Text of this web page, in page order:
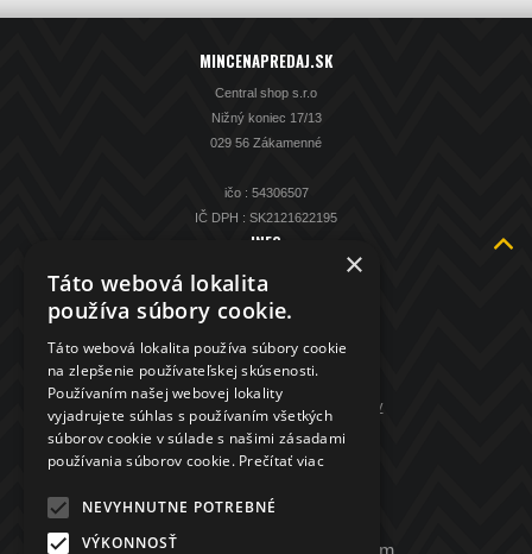
MINCENAPREDAJ.SK
Central shop s.r.o
Nižný koniec 17/13
029 56 Zákamenné
ičo : 54306507
IČ DPH : SK2121622195
INFO
O nás
Kontakt
KAMENNÁ PREDAJŇA
Spätný výkup striebra
Obchodné podmienky
GDPR - ochrana osobných údajov
KONTAKT
+421 907 208 972
×
Táto webová lokalita
používa súbory cookie.
Táto webová lokalita používa súbory cookie
na zlepšenie používateľskej skúsenosti.
Používaním našej webovej lokality
vyjadrujete súhlas s používaním všetkých
súborov cookie v súlade s našimi zásadami
používania súborov cookie. Prečítať viac
NEVYHNUTNE POTREBNÉ
VÝKONNOSŤ